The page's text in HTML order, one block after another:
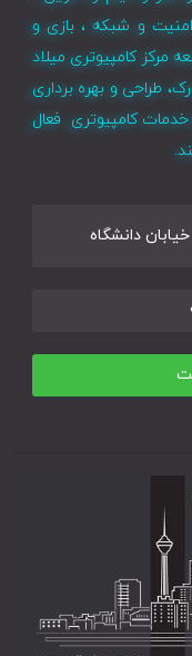
و شبکه ، بازی و
کامپیوتری میلاد
طراحی و بهره برداری
کامپیوتری فعال
دانشگاه